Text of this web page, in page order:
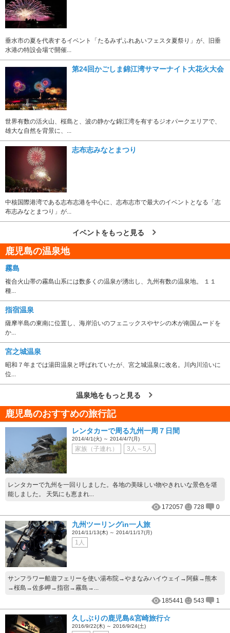
垂水市の夏を代表するイベント「たるみずふれあいフェスタ夏祭り」が、旧垂
水港の特設会場で開催...
第24回かごしま錦江湾サマーナイト大花火大会
世界有数の活火山、桜島と、波の静かな錦江湾を有するジオパークエリアで、
雄大な自然を背景に、...
志布志みなとまつり
中核国際港湾である志布志港を中心に、志布志市で最大のイベントとなる「志
布志みなとまつり」が...
イベントをもっと見る
鹿児島の温泉地
霧島
複合火山帯の霧島山系には数多くの温泉が湧出し、九州有数の温泉地。 １１
種...
指宿温泉
薩摩半島の東南に位置し、海岸沿いのフェニックスやヤシの木が南国ムードを
か...
宮之城温泉
昭和７年までは湯田温泉と呼ばれていたが、宮之城温泉に改名。川内川沿いに
位...
温泉地をもっと見る
鹿児島のおすすめの旅行記
レンタカーで周る九州一周７日間
2014/4/1(火) ～ 2014/4/7(月)
家族（子連れ） 3人～5人
レンタカーで九州を一回りしました。各地の美味しい物やきれいな景色を堪
能しました。 天気にも恵まれ...
172057
728 0
九州ツーリングin一人旅
2014/11/13(木) ～ 2014/11/17(月)
1人
サンフラワー船遊フェリーを使い湯布院→やまなみハイウェイ→阿蘇→熊本
→桜島→佐多岬→指宿→霧島→...
185441
543 1
久しぶりの鹿児島&宮崎旅行☆
2016/9/22(木) ～ 2016/9/24(土)